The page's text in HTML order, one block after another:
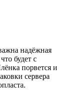
надёжная
будет с
порвется и
сервера